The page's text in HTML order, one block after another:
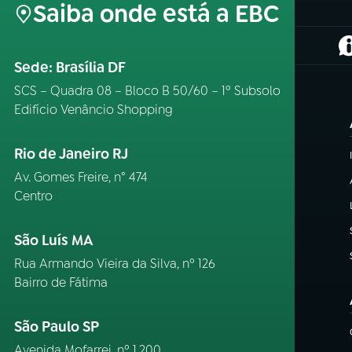
Saiba onde está a EBC
Sede: Brasília DF
SCS – Quadra 08 – Bloco B 50/60 – 1º Subsolo
Edifício Venâncio Shopping
Rio de Janeiro RJ
Av. Gomes Freire, n° 474
Centro
São Luís MA
Rua Armando Vieira da Silva, nº 126
Bairro de Fátima
São Paulo SP